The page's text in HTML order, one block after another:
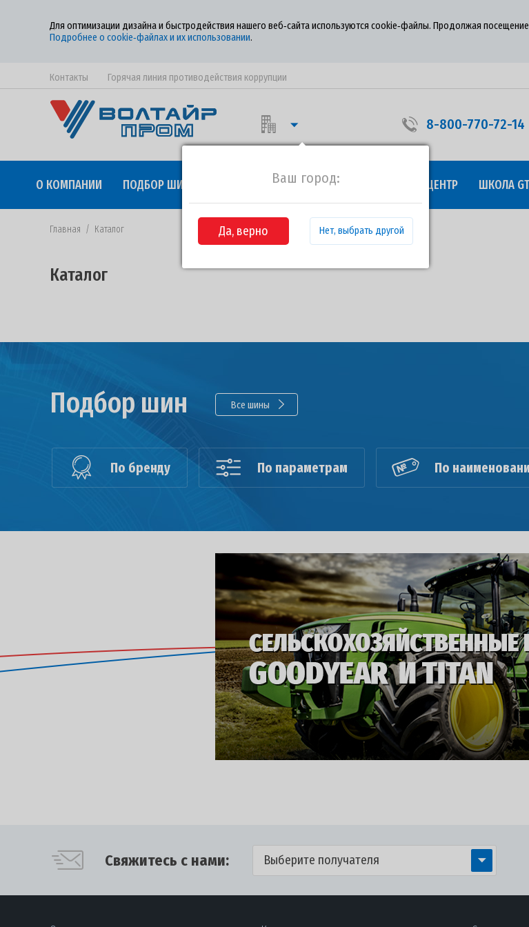
Для оптимизации дизайна и быстродействия нашего веб‑сайта используются cookie‑файлы. Продолжая
Подробнее о cookie‑файлах и их использовании.
Контакты Горячая линия противодействия коррупции
Ваш город:
Да, верно Нет, выбрать другой
8-800-770-72-14
О КОМПАНИИ ПОДБОР ШИН СОТРУДНИЧЕСТВО ПРЕСС-ЦЕНТР ШКОЛА
Главная / Каталог
Каталог
Подбор шин Все шины
По бренду По параметрам По
Свяжитесь с нами: Выберите получателя